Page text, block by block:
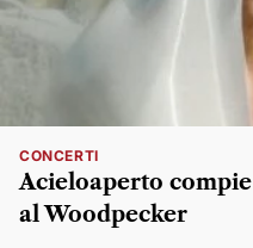
CONCERTI
Acieloaperto
al Woodpecker